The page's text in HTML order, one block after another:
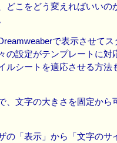
どこをどう変えればいいの
で表示させて
の設定がテンプレートに対
ルシートを適応させる方法
、文字の大きさを固定から
の「表示」から「文字のサ